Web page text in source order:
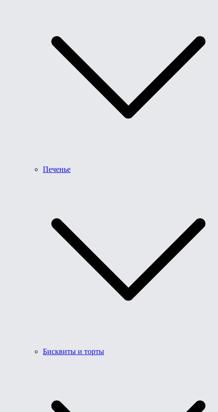
Печенье
Бисквиты и торты